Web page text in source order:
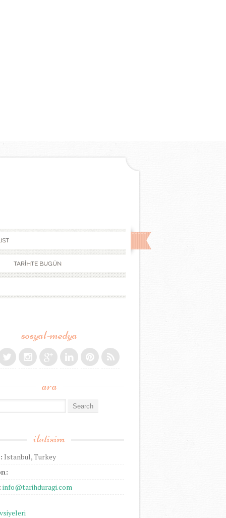
TARİHTE BUGÜN
sosyal-medya
ara
iletisim
Istanbul, Turkey
info@tarihduragi.com